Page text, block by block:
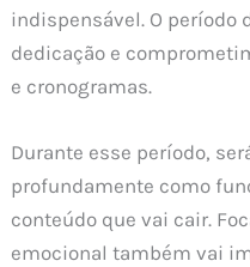
indispensável. O período
dedicação e
e cronogramas.
Durante esse período,
profundamente como
conteúdo que vai cair.
emocional também vai